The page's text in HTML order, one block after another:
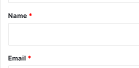
*
Name *
Email *